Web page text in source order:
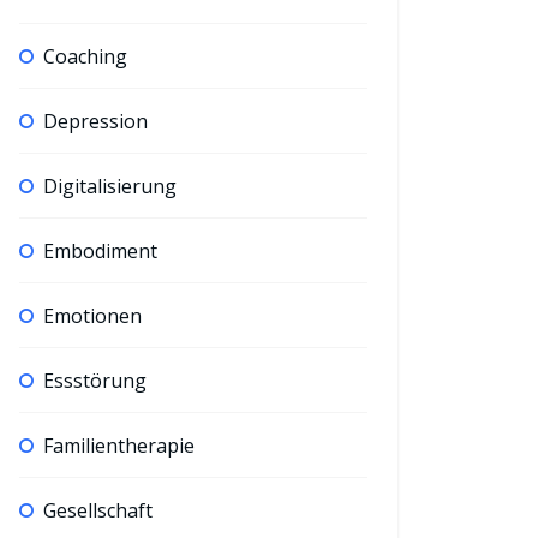
Coaching
Depression
Digitalisierung
Embodiment
Emotionen
Essstörung
Familientherapie
Gesellschaft